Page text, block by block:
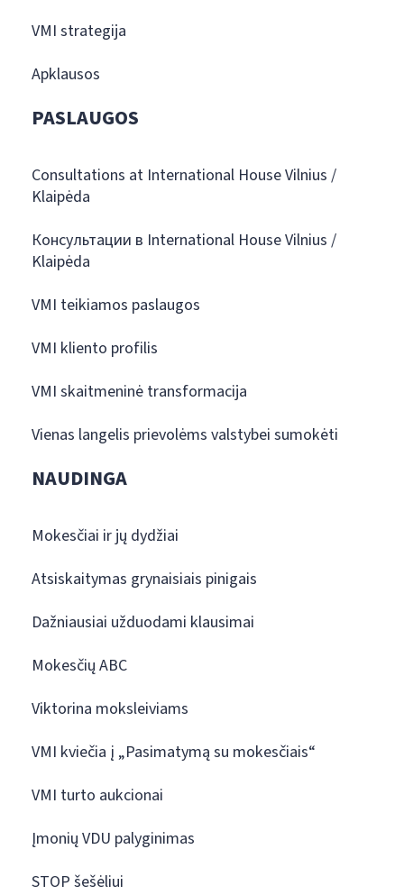
VMI strategija
Apklausos
PASLAUGOS
Consultations at International House Vilnius /
Klaipėda
Консультации в International House Vilnius /
Klaipėda
VMI teikiamos paslaugos
VMI kliento profilis
VMI skaitmeninė transformacija
Vienas langelis prievolėms valstybei sumokėti
NAUDINGA
Mokesčiai ir jų dydžiai
Atsiskaitymas grynaisiais pinigais
Dažniausiai užduodami klausimai
Mokesčių ABC
Viktorina moksleiviams
VMI kviečia į „Pasimatymą su mokesčiais“
VMI turto aukcionai
Įmonių VDU palyginimas
STOP šešėliui